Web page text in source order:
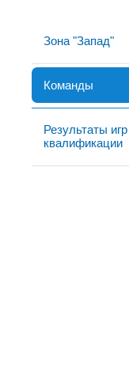
Зона "Запад"
Команды
Результаты игр
квалификации